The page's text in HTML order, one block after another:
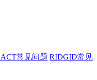
常见问题 RIDGID常见